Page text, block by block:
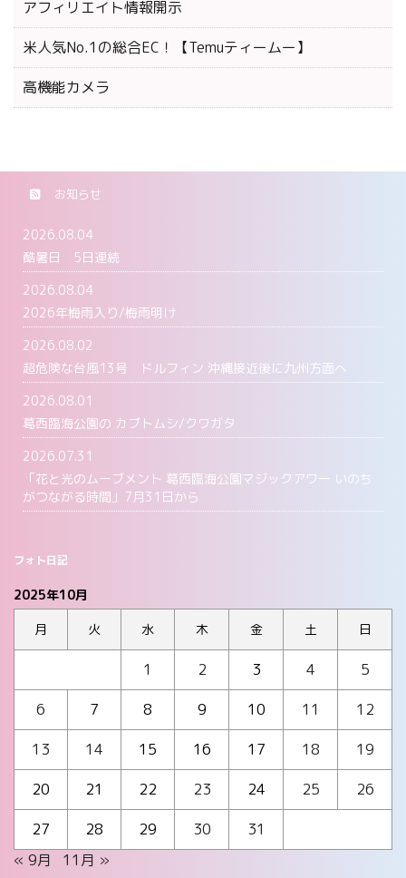
アフィリエイト情報開示
米人気No.1の総合EC！【Temuティームー】
高機能カメラ
お知らせ
2026.08.04
酷暑日 5日連続
2026.08.04
2026年梅雨入り/梅雨明け
2026.08.02
超危険な台風13号 ドルフィン 沖縄接近後に九州方面へ
2026.08.01
葛西臨海公園の カブトムシ/クワガタ
2026.07.31
「花と光のムーブメント 葛西臨海公園マジックアワー いのち
がつながる時間」7月31日から
フォト日記
2025年10月
月
火 水 木 金 土 日
1 2 3 4
5
6
7 8 9 10 11
12
13
14 15 16 17 18
19
20
21 22 23 24 25
26
27
28 29 30
31
« 9月
11月 »